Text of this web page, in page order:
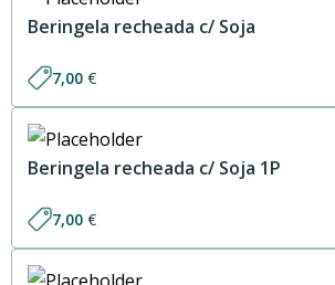
Beringela recheada c/ Soja
7,00 €
Beringela recheada c/ Soja 1P
7,00 €